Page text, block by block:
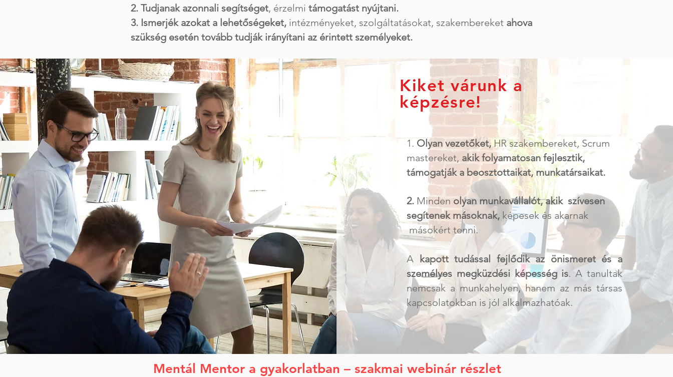
2. Tudjanak azonnali segítséget, érzelmi támogatást nyújtani.
3. Ismerjék azokat a lehetőségeket, intézményeket, szolgáltatásokat, szakembereket ahova
szükség esetén tovább tudják irányítani az érintett személyeket.
Kiket várunk a
képzésre!
1. Olyan vezetőket,HR szakembereket, Scrum
mastereket, akik folyamatosan fejlesztik,
támogatják a beosztottaikat, munkatársaikat.
2. ​ Minden olyan munkavállalót, akik szívesen
segítenek másoknak, képesek és akarnak
másokért tenni.
A kapott tudással fejlődik az önismeret és a
személyes megküzdési képesség is. A tanultak
nemcsak a munkahelyen, hanem az más társas
kapcsolatokban is jól alkalmazhatóak.
Mentál Mentor a gyakorlatban – szakmai webinár részlet